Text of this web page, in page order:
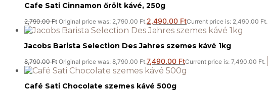
Cafe Sati Cinnamon őrölt kávé, 250g
2,790.00Ft Original price was: 2,790.00 Ft.2,490.00 FtCurrent price is: 2,490.00 Ft.
Jacobs Barista Selection Des Jahres szemes kávé 1kg
8,790.00Ft Original price was: 8,790.00 Ft.7,490.00 FtCurrent price is: 7,490.00 Ft.
Café Sati Chocolate szemes kávé 500g